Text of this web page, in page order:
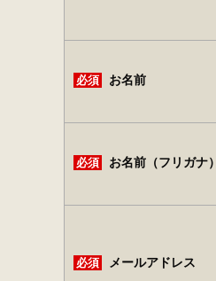
必須 お名前
必須 お名前（フリガナ）
必須 メールアドレス